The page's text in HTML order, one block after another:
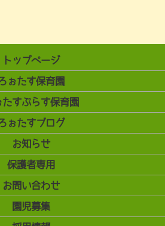
トップページ
ぉたす保育園
たすぷらす保育園
ぉたすブログ
お知らせ
保護者専用
お問い合わせ
園児募集